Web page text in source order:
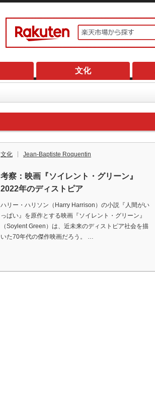
文化
文化 Jean-Baptiste Roquentin
考察：映画『ソイレント・グリーン』
2022年のディストピア
ハリー・ハリソン（Harry Harrison）の小説『人間がい
っぱい』を原作とする映画『ソイレント・グリーン』
（Soylent Green）は、近未来のディストピア社会を描
いた70年代の傑作映画だろう。 …